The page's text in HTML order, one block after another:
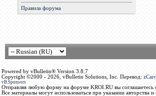
Правила форума
Powered by vBulletin® Version 3.8.7
Copyright ©2000 - 2026, vBulletin Solutions, Inc. Перевод:
vB.Sponsors
Отправляя любую форму на форуме KROI.RU вы соглашаетесь
Все материалы могут использоваться при указании авторства